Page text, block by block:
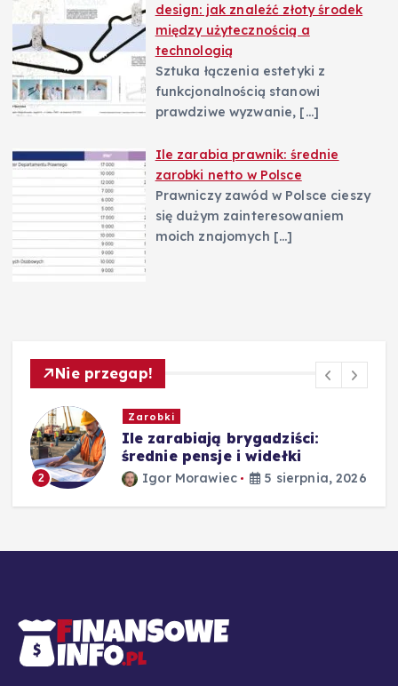
design: jak znaleźć złoty środek
między użytecznością a
technologią
Sztuka łączenia estetyki z
funkcjonalnością stanowi
prawdziwe wyzwanie, […]
Ile zarabia prawnik: średnie
zarobki netto w Polsce
Prawniczy zawód w Polsce cieszy
się dużym zainteresowaniem
moich znajomych […]
Nie przegap!
3
Biznes
Leadstar: jak zarabiać, jak to
działa i rzetelne opinie
Igor Morawiec 4 sierpnia, 2026